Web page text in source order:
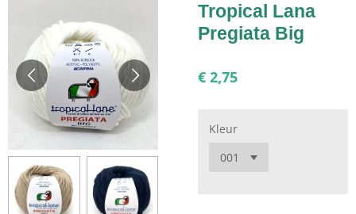
Tropical Lana
Pregiata Big
€ 2,75
Kleur